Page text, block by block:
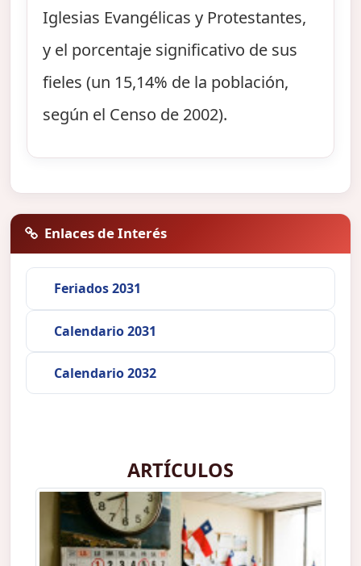
Iglesias Evangélicas y Protestantes,
y el porcentaje significativo de sus
fieles (un 15,14% de la población,
según el Censo de 2002).
Enlaces de Interés
Feriados 2031
Calendario 2031
Calendario 2032
ARTÍCULOS